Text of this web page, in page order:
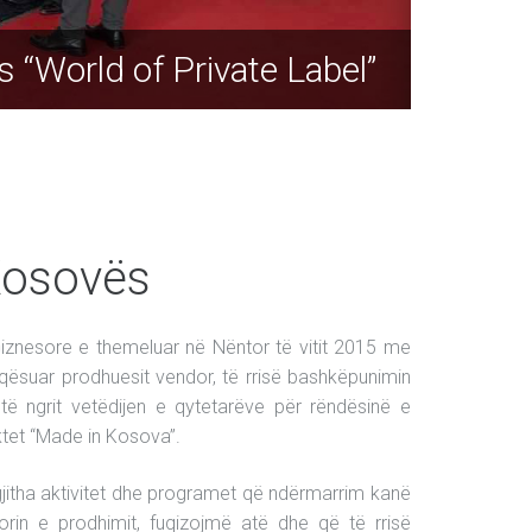
of Private Label”
Fondacionin Besa
Hossain
e themeluar në Nëntor të vitit 2015 me
prodhuesit vendor, të rrisë bashkëpunimin
ngrit vetëdijen e qytetarëve për rëndësinë e
“Made in Kosova”.
aktivitet dhe programet që ndërmarrim kanë
e prodhimit, fuqizojmë atë dhe që të rrisë